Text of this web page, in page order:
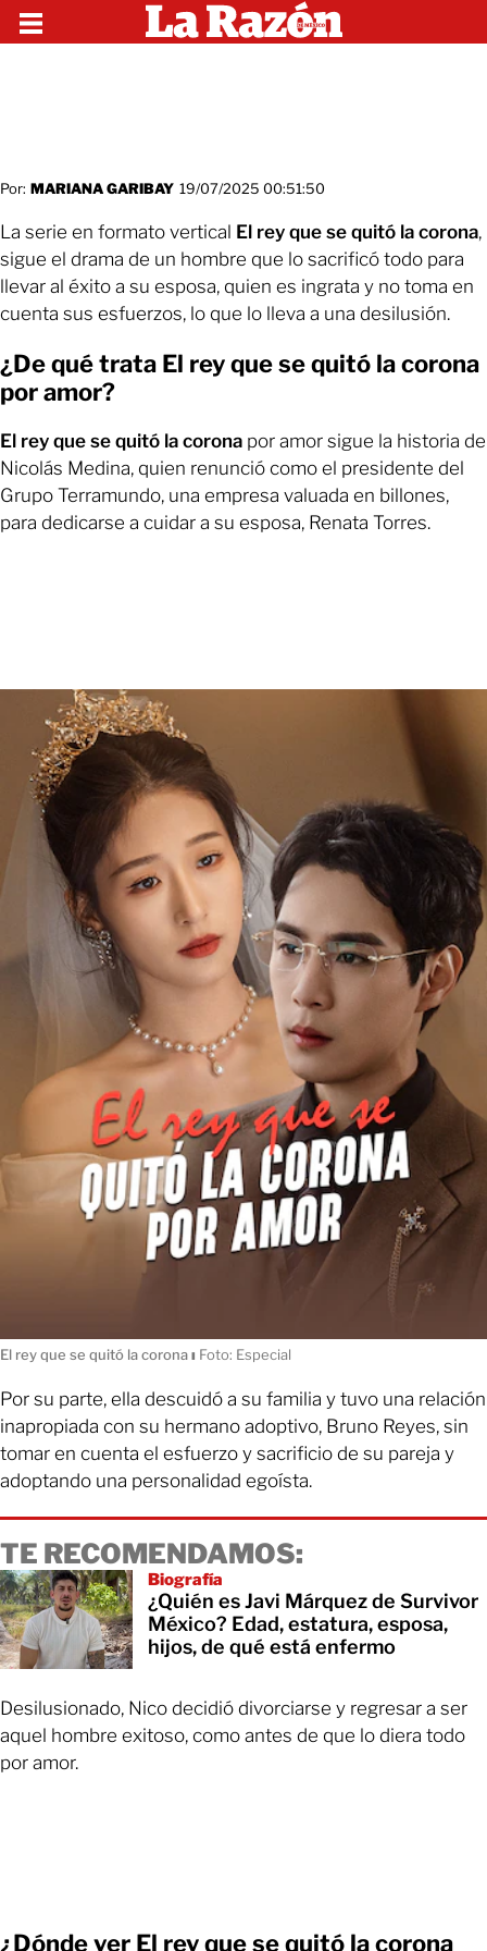
Por: MARIANA GARIBAY 19/07/2025 00:51:50
La serie en formato vertical El rey que se quitó la corona,
sigue el drama de un hombre que lo sacrificó todo para
llevar al éxito a su esposa, quien es ingrata y no toma en
cuenta sus esfuerzos, lo que lo lleva a una desilusión.
¿De qué trata El rey que se quitó la corona
por amor?
El rey que se quitó la corona por amor sigue la historia de
Nicolás Medina, quien renunció como el presidente del
Grupo Terramundo, una empresa valuada en billones,
para dedicarse a cuidar a su esposa, Renata Torres.
El rey que se quitó la coronaı Foto: Especial
Por su parte, ella descuidó a su familia y tuvo una relación
inapropiada con su hermano adoptivo, Bruno Reyes, sin
tomar en cuenta el esfuerzo y sacrificio de su pareja y
adoptando una personalidad egoísta.
TE RECOMENDAMOS:
Biografía
¿Quién es Javi Márquez de Survivor
México? Edad, estatura, esposa,
hijos, de qué está enfermo
Desilusionado, Nico decidió divorciarse y regresar a ser
aquel hombre exitoso, como antes de que lo diera todo
por amor.
¿Dónde ver El rey que se quitó la corona